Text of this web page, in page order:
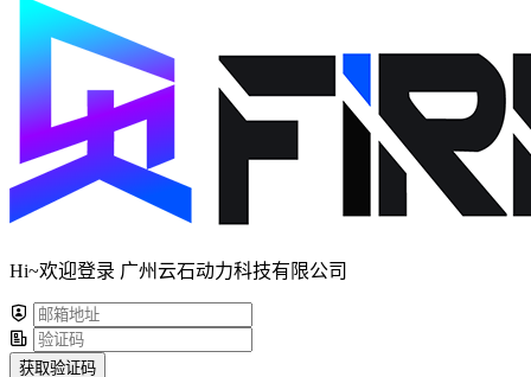
Hi~欢迎登录 广州云石动力科技有限公司
获取验证码